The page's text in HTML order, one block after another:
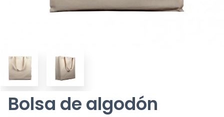
Bolsa de algodón